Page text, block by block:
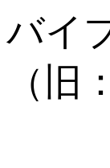
バイ
（旧